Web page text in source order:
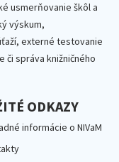
usmerňovanie škôl a
výskum,
externé testovanie
či správa knižničného
ODKAZY
informácie o NIVaM